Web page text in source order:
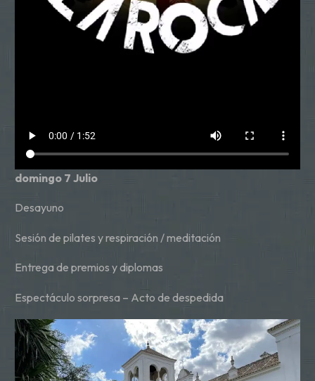
domingo 7 Julio
Desayuno
Sesión de pilates y respiración / meditación
Entrega de premios y diplomas
Espectáculo sorpresa – Acto de despedida